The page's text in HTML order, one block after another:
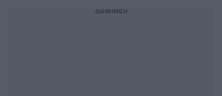
ΔΙΑΦΗΜΙΣΗ